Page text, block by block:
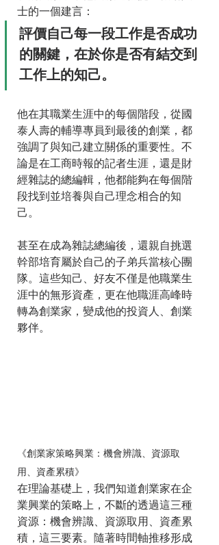
士的一個建言：
評價自己每一段工作是否成功
的關鍵，在於你是否有結交到
工作上的知己。
他在其職業生涯中的每個階段，從國
泰人壽的輔導專員到最後的創業，都
強調了與知己建立關係的重要性。不
論是在工商時報的記者生涯，還是財
經雜誌的總編輯，他都能夠在每個階
段找到並培養與自己理念相合的知
己。
甚至在成為雜誌總編後，還親自挑選
幹部培育屬於自己的子弟兵當核心團
隊。這些知己、好友不僅是他職業生
涯中的無形資產，更在他職涯高峰時
轉為創業家，變成他的投資人、創業
夥伴。
《創業家策略興業：機會辨識、資源取
用、資產累積》
在理論基礎上，我們知道創業家在企
業興業的策略上，不斷的透過這三種
資源：機會辨識、資源取用、資產累
積，這三要素。隨著時間軸推移形成